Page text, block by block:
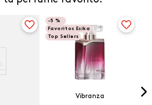
-5 %
Favoritos Esika
Top Sellers
Vibranza